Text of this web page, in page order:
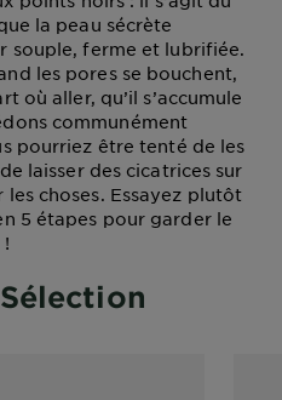
la peau sécrète
souple, ferme et lubrifiée.
les pores se bouchent,
où aller, qu’il s’accumule
communément
pourriez être tenté de les
laisser des cicatrices sur
choses. Essayez plutôt
5 étapes pour garder le